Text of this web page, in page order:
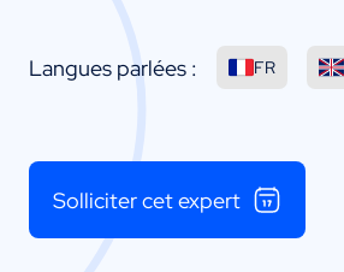
Langues parlées : FR
Solliciter cet expert